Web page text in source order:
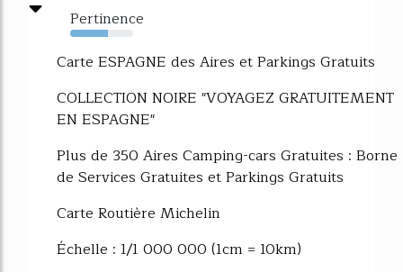
Pertinence
60%
Carte ESPAGNE des Aires et Parkings Gratuits
COLLECTION NOIRE "VOYAGEZ GRATUITEMENT
EN ESPAGNE"
Plus de 350 Aires Camping-cars Gratuites : Borne
de Services Gratuites et Parkings Gratuits
Carte Routière Michelin
Échelle : 1/1 000 000 (1cm = 10km)